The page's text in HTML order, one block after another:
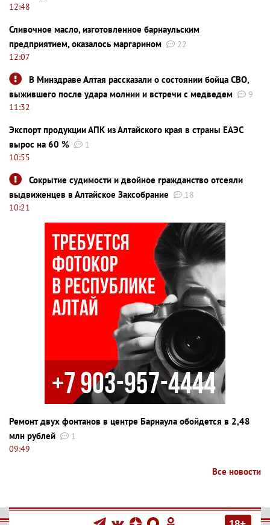
12:48
Сливочное масло, изготовленное барнаульским
предприятием, оказалось маргарином
22
12:07
В Минздраве Алтая рассказали о состоянии бойца СВО,
выжившего после удара молнии и встречи с медведем
9
11:32
Экспорт продукции АПК из Алтайского края в страны ЕАЭС
вырос на 60 %
1
10:55
Сокрытие судимости и двойное гражданство отсеяли
выдвиженцев в Алтайское Заксобрание
18
10:21
Ремонт двух фонтанов в центре Барнаула обойдется в 2,48
млн рублей
1
09:49
Все новости